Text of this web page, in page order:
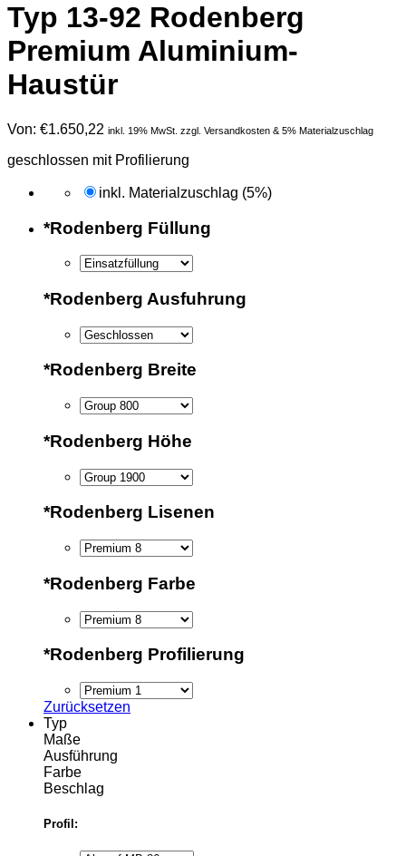
Typ 13-92 Rodenberg
Premium Aluminium-
Haustür
Von: €1.650,22 inkl. 19% MwSt. zzgl. Versandkosten & 5% Materialzuschlag
geschlossen mit Profilierung
inkl. Materialzuschlag (5%)
*Rodenberg Füllung
*Rodenberg Ausfuhrung
*Rodenberg Breite
*Rodenberg Höhe
*Rodenberg Lisenen
*Rodenberg Farbe
*Rodenberg Profilierung
Zurücksetzen
Typ
Maße
Ausführung
Farbe
Beschlag
Profil: